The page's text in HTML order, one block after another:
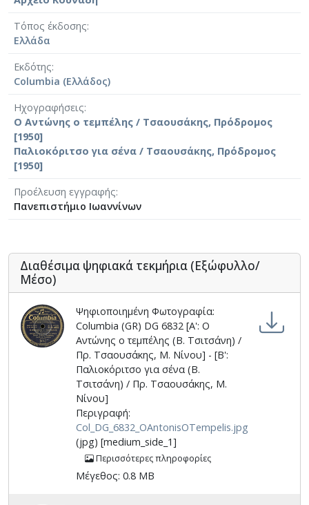
Τόπος έκδοσης
Ελλάδα
Εκδότης
Columbia (Ελλάδος)
Ηχογραφήσεις
Ο Αντώνης ο τεμπέλης / Τσαουσάκης, Πρόδρομος
[1950]
Παλιοκόριτσο για σένα / Τσαουσάκης, Πρόδρομος
[1950]
Προέλευση εγγραφής
Πανεπιστήμιο Ιωαννίνων
Διαθέσιμα ψηφιακά τεκμήρια (Εξώφυλλο/
Μέσο)
Ψηφιοποιημένη Φωτογραφία:
Columbia (GR) DG 6832 [Α': Ο
Αντώνης ο τεμπέλης (Β. Τσιτσάνη) /
Πρ. Τσαουσάκης, Μ. Νίνου] - [Β':
Παλιοκόριτσο για σένα (Β.
Τσιτσάνη) / Πρ. Τσαουσάκης, Μ.
Νίνου]
Περιγραφή:
Col_DG_6832_OAntonisOTempelis.jpg
(jpg) [medium_side_1]
Περισσότερες πληροφορίες
Μέγεθος: 0.8 MB